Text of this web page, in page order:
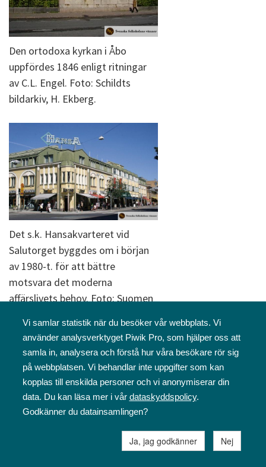
Den ortodoxa kyrkan i Åbo
uppfördes 1846 enligt ritningar
av C.L. Engel. Foto: Schildts
bildarkiv, H. Ekberg.
Det s.k. Hansakvarteret vid
Salutorget byggdes om i början
av 1980-t. för att bättre
motsvara det moderna
affärslivets behov. Foto: Suomen
En vy över torget mot n.o. med
Vi samlar statistik när du besöker vår webbplats. Vi
använder analysverktyget Piwik Pro, som hjälper oss att
samla in, analysera och förstå hur våra besökare rör sig
på webbplatsen. Vi behandlar inte uppgifter som kan
kopplas till enskilda personer och vi anonymiserar din
data. Du kan läsa mer i vår dataskyddspolicy.
Godkänner du datainsamlingen?
Ja, jag godkänner Nej